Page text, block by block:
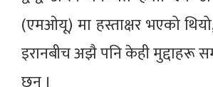
(एमओयू) मा हस्ताक्षर भएको
इरानबीच अझै पनि केही मुद्दाहरू